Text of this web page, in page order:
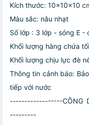
Kích thước: 10x10x10
Màu sắc: nâu nhạt
Số lớp : 3 lớp - sóng E -
Khối lượng hàng chứa
Khối lượng chịu lực đè
Thông tin cảnh báo:
tiếp với nước
------------------CÔNG
---------